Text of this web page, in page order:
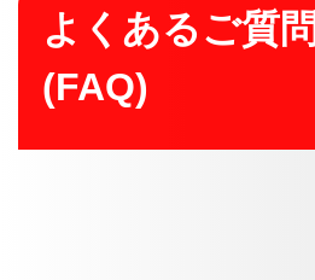
よくあるご質問
(FAQ)